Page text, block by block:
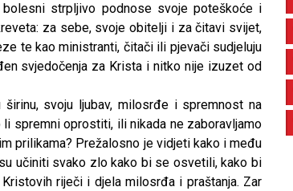
strpljivo podnose svoje poteškoće i
za sebe, svoje obitelji i za čitavi svijet,
te kao ministranti, čitači ili pjevači sudjeluju
svjedočenja za Krista i nitko nije izuzet od
svoju ljubav, milosrđe i spremnost na
spremni oprostiti, ili nikada ne zaboravljamo
prilikama? Prežalosno je vidjeti kako i među
učiniti svako zlo kako bi se osvetili, kako bi
riječi i djela milosrđa i praštanja. Zar